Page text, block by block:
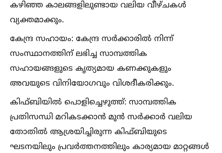
കഴിഞ്ഞ കാലങ്ങളിലുണ്ടായ വലിയ വീഴ്ചകള്‍
വ്യക്തമാക്കും.
കേന്ദ്ര സഹായം: കേന്ദ്ര സർക്കാരില്‍ നിന്ന്
സംസ്ഥാനത്തിന് ലഭിച്ച സാമ്പത്തിക
സഹായങ്ങളുടെ കൃത്യമായ കണക്കുകളും
അവയുടെ വിനിയോഗവും വിശദീകരിക്കും.
കിഫ്ബിയില്‍ പൊളിച്ചെഴുത്ത്: സാമ്പത്തിക
പ്രതിസന്ധി മറികടക്കാൻ മുൻ സർക്കാർ വലിയ
തോതില്‍ ആശ്രയിച്ചിരുന്ന കിഫ്ബിയുടെ
ഘടനയിലും പ്രവർത്തനത്തിലും കാര്യമായ മാറ്റങ്ങള്‍